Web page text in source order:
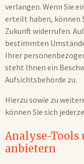
verlangen. Wenn Sie
erteilt haben, können
Zukunft widerrufen.
bestimmten
Ihrer
steht Ihnen ein
Aufsichtsbehörde zu.
Hierzu sowie zu
können Sie sich
Analyse-
anbietern